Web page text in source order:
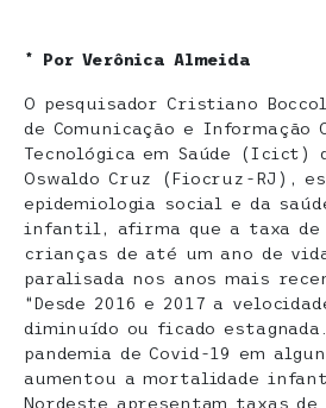
* Por Verônica Almeida
O pesquisador Cristiano
de Comunicação e Informação
Tecnológica em Saúde (Icict)
Oswaldo Cruz (Fiocruz-RJ),
epidemiologia social e da
infantil, afirma que a taxa de
crianças de até um ano de
paralisada nos anos mais
“Desde 2016 e 2017 a
diminuído ou ficado
pandemia de Covid-19 em
aumentou a mortalidade
Nordeste apresentam taxas de